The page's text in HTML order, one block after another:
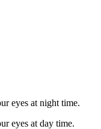
eyes at night time.
eyes at day time.